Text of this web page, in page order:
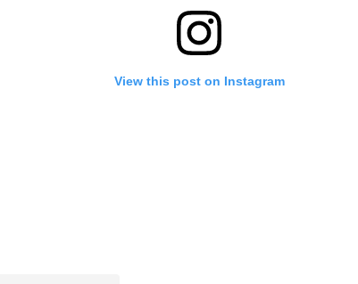
View this post on Instagram